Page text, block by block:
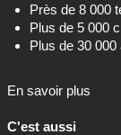
Près de 8 000
Plus de 5 000
Plus de 30 000
En savoir plus
C'est aussi